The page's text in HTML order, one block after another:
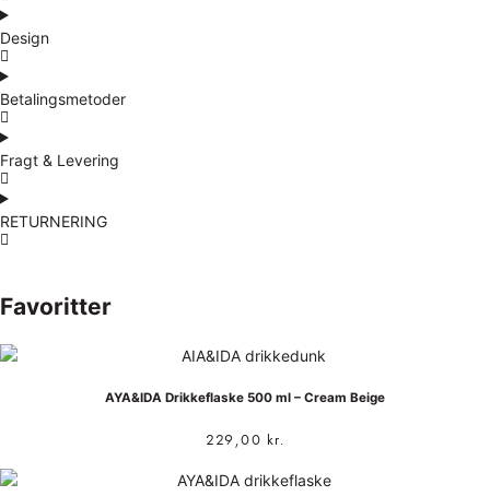
Design
Betalingsmetoder
Fragt & Levering
RETURNERING
Favoritter
AYA&IDA Drikkeflaske 500 ml – Cream Beige
229,00 kr.